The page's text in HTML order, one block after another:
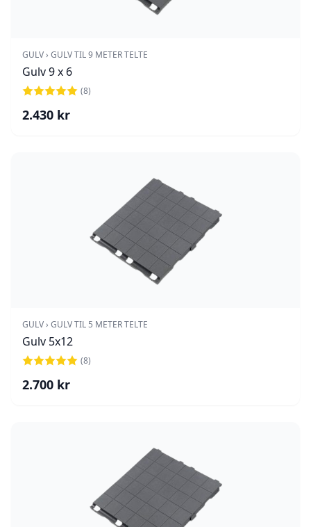
GULV › GULV TIL 9 METER TELTE
Gulv 9 x 6
(8)
2.430 kr
GULV › GULV TIL 5 METER TELTE
Gulv 5x12
(8)
2.700 kr